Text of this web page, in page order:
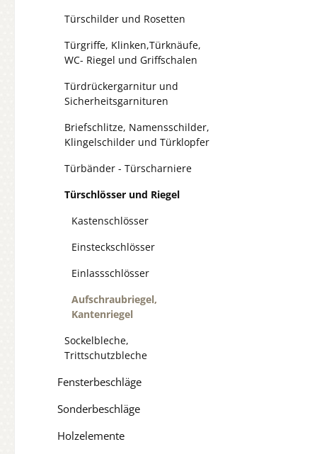
Türschilder und Rosetten
Türgriffe, Klinken,Türknäufe,
WC- Riegel und Griffschalen
Türdrückergarnitur und
Sicherheitsgarnituren
Briefschlitze, Namensschilder,
Klingelschilder und Türklopfer
Türbänder - Türscharniere
Türschlösser und Riegel
Kastenschlösser
Einsteckschlösser
Einlassschlösser
Aufschraubriegel,
Kantenriegel
Sockelbleche,
Trittschutzbleche
Fensterbeschläge
Sonderbeschläge
Holzelemente